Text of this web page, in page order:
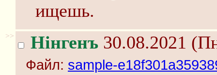
ищешь.
>> Нінгенъ 30.08.2021
Файл: sample-